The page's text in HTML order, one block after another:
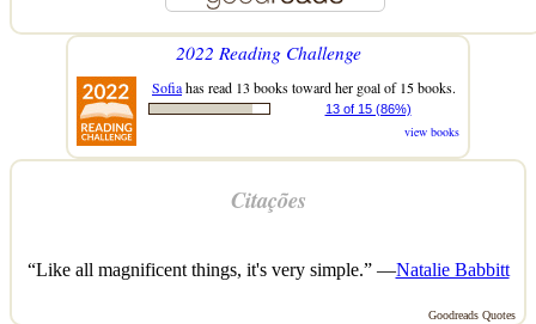
2022 Reading Challenge
Sofiahas read 13 books toward her goal of 15 books.
13 of 15 (86%)
view books
Citações
“Like all magnificent things, it's very simple.” —Natalie Babbitt
Goodreads Quotes